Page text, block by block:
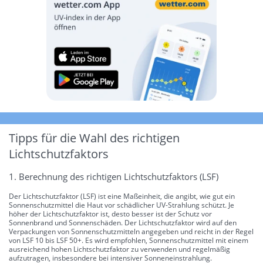
Tipps für die Wahl des richtigen
Lichtschutzfaktors
1. Berechnung des richtigen Lichtschutzfaktors (LSF)
Der Lichtschutzfaktor (LSF) ist eine Maßeinheit, die angibt, wie gut ein
Sonnenschutzmittel die Haut vor schädlicher UV-Strahlung schützt. Je
höher der Lichtschutzfaktor ist, desto besser ist der Schutz vor
Sonnenbrand und Sonnenschäden. Der Lichtschutzfaktor wird auf den
Verpackungen von Sonnenschutzmitteln angegeben und reicht in der Regel
von LSF 10 bis LSF 50+. Es wird empfohlen, Sonnenschutzmittel mit einem
ausreichend hohen Lichtschutzfaktor zu verwenden und regelmäßig
aufzutragen, insbesondere bei intensiver Sonneneinstrahlung.